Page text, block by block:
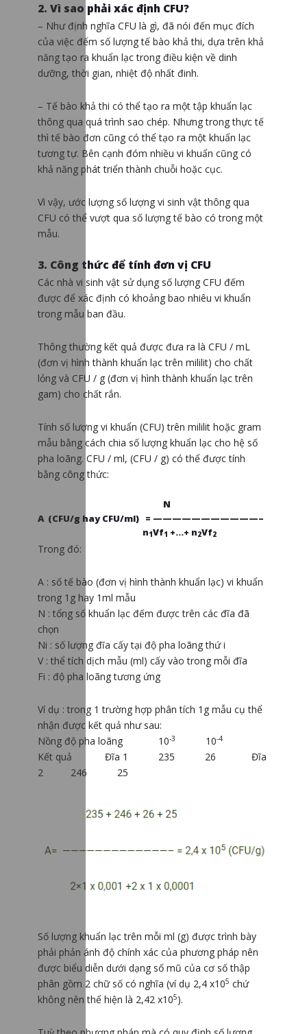
2. Vì sao phải xác định CFU?
– Như định nghĩa CFU là gì, đã nói đến mục đích
của việc đếm số lượng tế bào khả thi, dựa trên khả
năng tạo ra khuẩn lạc trong điều kiện về dinh
dưỡng, thời gian, nhiệt độ nhất đinh.
– Tế bào khả thi có thể tạo ra một tập khuẩn lạc
thông qua quá trình sao chép. Nhưng trong thực tế
thì tế bào đơn cũng có thể tạo ra một khuẩn lạc
tương tự. Bên cạnh đóm nhiều vi khuẩn cũng có
khả năng phát triển thành chuỗi hoặc cục.
Vì vậy, ước lượng số lượng vi sinh vật thông qua
CFU có thể vượt qua số lượng tế bào có trong một
mẫu.
3. Công thức để tính đơn vị CFU
Các nhà vi sinh vật sử dụng số lượng CFU đếm
được để xác định có khoảng bao nhiêu vi khuẩn
trong mẫu ban đầu.
Thông thường kết quả được đưa ra là CFU / mL
(đơn vị hình thành khuẩn lạc trên mililit) cho chất
lỏng và CFU / g (đơn vị hình thành khuẩn lạc trên
gam) cho chất rắn.
Tính số lượng vi khuẩn (CFU) trên mililit hoặc gram
mẫu bằng cách chia số lượng khuẩn lạc cho hệ số
pha loãng. CFU / ml, (CFU / g) có thể được tính
bằng công thức:
N
A (CFU/g hay CFU/ml) = ———————————–
n1 Vf1 +…+ n2Vf2
Trong đó:
A : số tế bào (đơn vị hình thành khuẩn lạc) vi khuẩn
trong 1g hay 1ml mẫu
N : tổng số khuẩn lạc đếm được trên các đĩa đã
chọn
Ni : số lượng đĩa cấy tại độ pha loãng thứ i
V : thể tích dịch mẫu (ml) cấy vào trong mỗi đĩa
Fi : độ pha loãng tương ứng
Ví dụ : trong 1 trường hợp phân tích 1g mẫu cụ thể
nhận được kết quả như sau:
Nồng độ pha loãng 10-3 10-4
Kết quả Đĩa 1 235 26 Đĩa
2 246 25
Số lượng khuẩn lạc trên mỗi ml (g) được trình bày
phải phản ánh độ chính xác của phương pháp nên
được biểu diễn dưới dạng số mũ của cơ số thập
phân gồm 2 chữ số có nghĩa (ví dụ 2,4 x105 chứ
không nên thể hiện là 2,42 x105).